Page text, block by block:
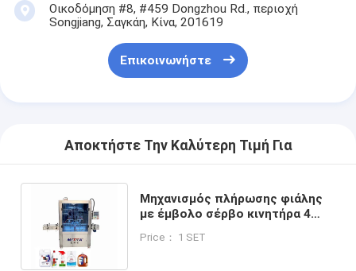
Οικοδόμηση #8, #459 Dongzhou Rd., περιοχή
Songjiang, Σαγκάη, Κίνα, 201619
Επικοινωνήστε
Αποκτήστε Την Καλύτερη Τιμή Για
Μηχανισμός πλήρωσης φιάλης
με έμβολο σέρβο κινητήρα 4
φιάλης
Price： 1 SET